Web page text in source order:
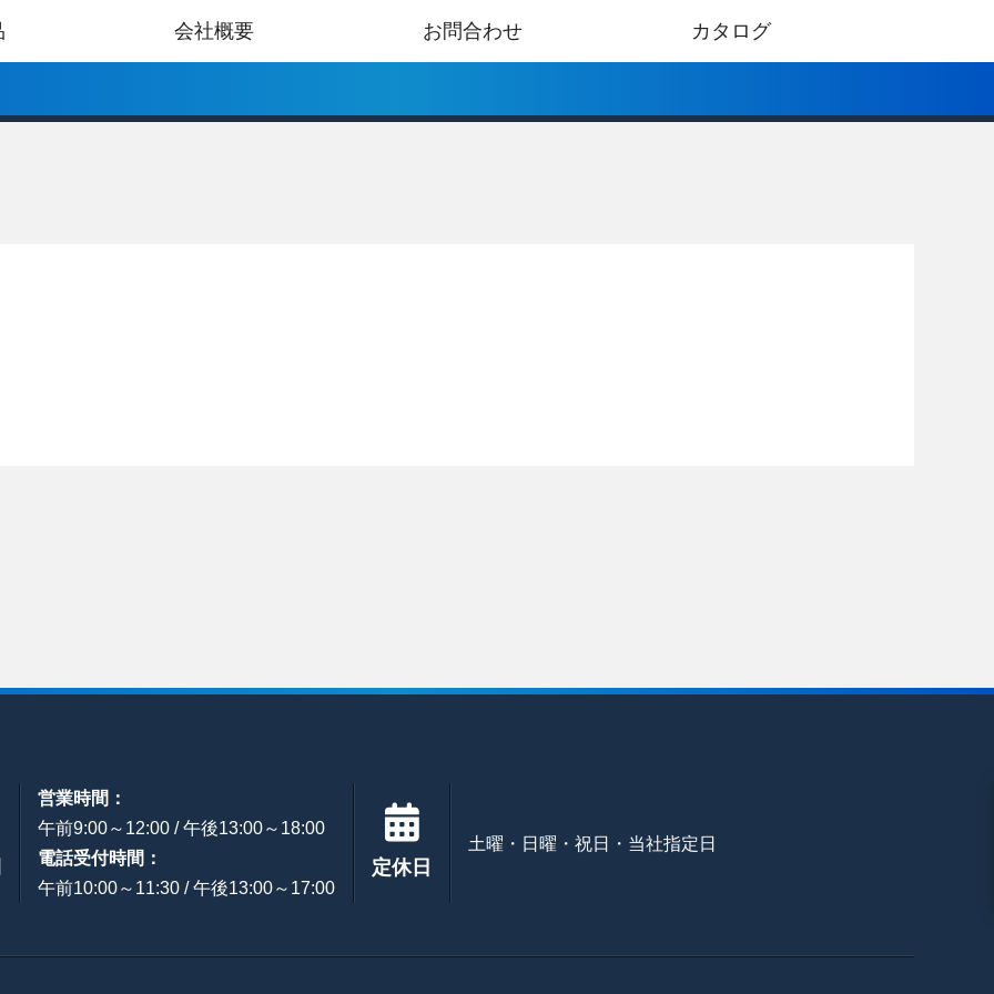
会社概要 お問合わせ カタログ
営業時間：
午前9:00～12:00 / 午後13:00～18:00
電話受付時間：
午前10:00～11:30 / 午後13:00～17:00
定休日
土曜・日曜・祝日・当社指定日